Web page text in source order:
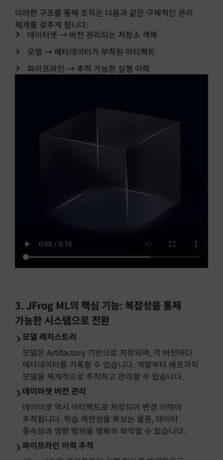
이러한 구조를 통해 조직은 다음과 같은 구체적인 관리
체계를 갖추게 됩니다:
데이터셋 → 버전 관리되는 저장소 객체
모델 → 메타데이터가 부착된 아티팩트
파이프라인 → 추적 가능한 실행 이력
3. JFrog ML의 핵심 기능: 복잡성을 통제
가능한 시스템으로 전환
모델 레지스트리
모델은 Artifactory 기반으로 저장되며, 각 버전마다
메타데이터를 기록할 수 있습니다. 개발부터 배포까지
모델을 체계적으로 추적하고 관리할 수 있습니다.
데이터셋 버전 관리
데이터셋 역시 아티팩트로 저장되어 변경 이력이
추적됩니다. 학습 재현성을 확보는 물론, 데이터
종속성과 영향 범위를 명확히 파악할 수 있습니다.
파이프라인 이력 추적